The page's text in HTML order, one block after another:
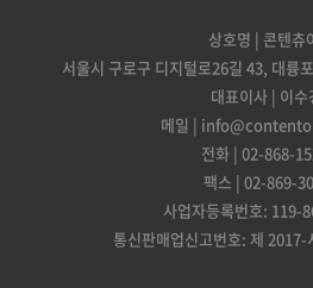
상호명 | 콘텐츄
서울시 구로구 디지털로26길 43, 대륭
대표이사 | 이수
메일 |
전화 | 02-868-
팩스 | 02-869-
사업자등록번호: 119-
통신판매업신고번호: 제 2017-